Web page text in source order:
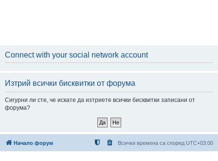
Connect with your social network account
Изтрий всички бисквитки от форума
Сигурни ли сте, че искате да изтриете всички бисквитки записани от
форума?
Начало форум Всички времена са според UTC+03:00